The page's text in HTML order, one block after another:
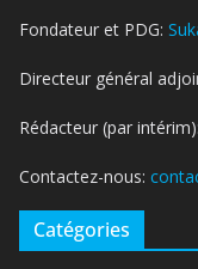
Fondateur et PDG:
Directeur général
Rédacteur (par intérim):
Contactez-nous:
Catégories